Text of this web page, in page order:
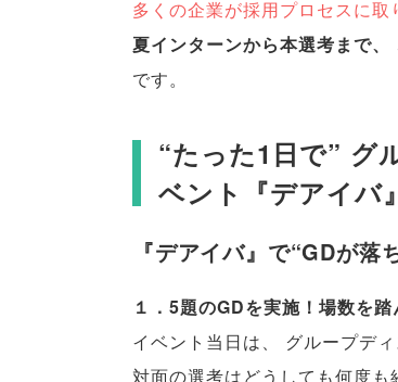
多くの企業が採用プロセスに
夏インターンから本選考まで、
です。
“たった1日で” グ
ベント『デアイバ』
『デアイバ』で“GDが落
１．5題のGDを実施！場数を
イベント当日は、 グループデ
対面の選考はどうしても何度